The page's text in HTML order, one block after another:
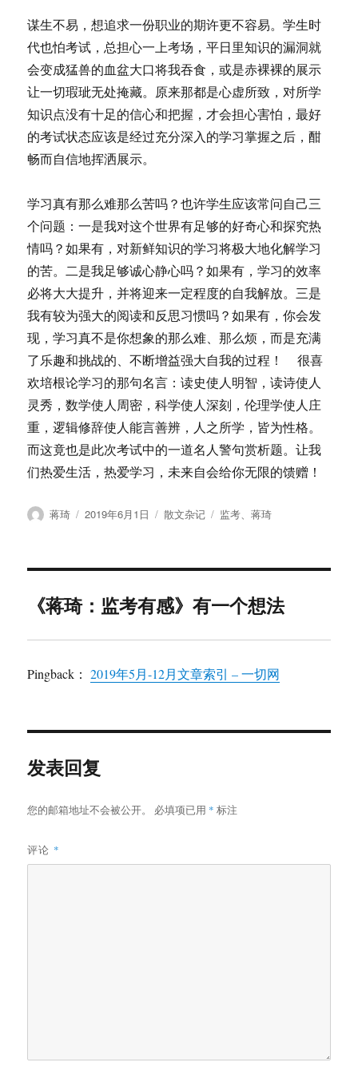
谋生不易，想追求一份职业的期许更不容易。学生时
代也怕考试，总担心一上考场，平日里知识的漏洞就
会变成猛兽的血盆大口将我吞食，或是赤裸裸的展示
让一切瑕玼无处掩藏。原来那都是心虚所致，对所学
知识点没有十足的信心和把握，才会担心害怕，最好
的考试状态应该是经过充分深入的学习掌握之后，酣
畅而自信地挥洒展示。
学习真有那么难那么苦吗？也许学生应该常问自己三
个问题：一是我对这个世界有足够的好奇心和探究热
情吗？如果有，对新鲜知识的学习将极大地化解学习
的苦。二是我足够诚心静心吗？如果有，学习的效率
必将大大提升，并将迎来一定程度的自我解放。三是
我有较为强大的阅读和反思习惯吗？如果有，你会发
现，学习真不是你想象的那么难、那么烦，而是充满
了乐趣和挑战的、不断增益强大自我的过程！ 很喜
欢培根论学习的那句名言：读史使人明智，读诗使人
灵秀，数学使人周密，科学使人深刻，伦理学使人庄
重，逻辑修辞使人能言善辨，人之所学，皆为性格。
而这竟也是此次考试中的一道名人警句赏析题。让我
们热爱生活，热爱学习，未来自会给你无限的馈赠！
作
蒋琦
发
2019年6月1日
分
散文杂记
标
监考、蒋琦
《蒋琦：监考有感》有一个想法
Pingback：2019年5月-12月文章索引 – 一切网
发表回复
您的邮箱地址不会被公开。 必填项已用 * 标注
评论 *